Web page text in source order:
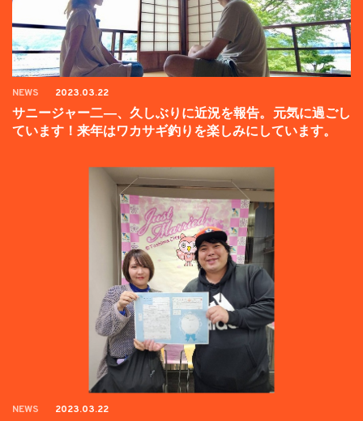
NEWS 2023.03.22
サニージャー二―、久しぶりに近況を報告。元気に過ごし
ています！来年はワカサギ釣りを楽しみにしています。
NEWS 2023.03.22